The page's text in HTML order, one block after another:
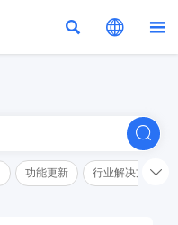
  

功能更新 行业解决方案解读
